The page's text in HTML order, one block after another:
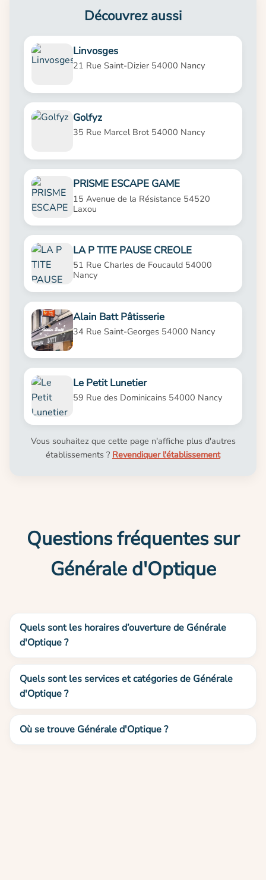
Découvrez aussi
Linvosges
21 Rue Saint-Dizier 54000 Nancy
Golfyz
35 Rue Marcel Brot 54000 Nancy
PRISME ESCAPE GAME
15 Avenue de la Résistance 54520
Laxou
LA P TITE PAUSE CREOLE
51 Rue Charles de Foucauld 54000
Nancy
Alain Batt Pâtisserie
34 Rue Saint-Georges 54000 Nancy
Le Petit Lunetier
59 Rue des Dominicains 54000 Nancy
Vous souhaitez que cette page n'affiche plus d'autres
établissements ? Revendiquer l'établissement
Questions fréquentes sur
Générale d'Optique
Quels sont les horaires d’ouverture de Générale
d'Optique ?
Quels sont les services et catégories de Générale
d'Optique ?
Où se trouve Générale d'Optique ?